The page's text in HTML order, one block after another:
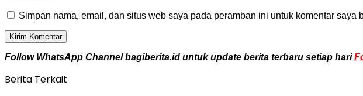
Simpan nama, email, dan situs web saya pada peramban ini untuk komentar saya
Follow WhatsApp Channel bagiberita.id untuk update berita terbaru setiap hari
Berita Terkait